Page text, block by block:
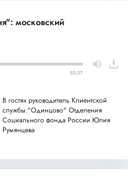
московский
52:37
В гостях руководитель Клиентской
службы "Одинцово" Отделения
Социального фонда России Юлия
Румянцева